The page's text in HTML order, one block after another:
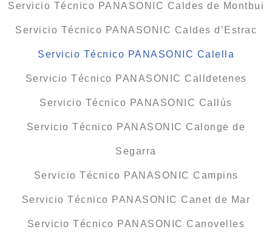
Servicio Técnico PANASONIC Caldes de Montbui
Servicio Técnico PANASONIC Caldes d’Estrac
Servicio Técnico PANASONIC Calella
Servicio Técnico PANASONIC Calldetenes
Servicio Técnico PANASONIC Callús
Servicio Técnico PANASONIC Calonge de
Segarra
Servicio Técnico PANASONIC Campins
Servicio Técnico PANASONIC Canet de Mar
Servicio Técnico PANASONIC Canovelles